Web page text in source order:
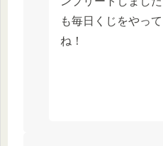
も毎日くじをやっ
ね！